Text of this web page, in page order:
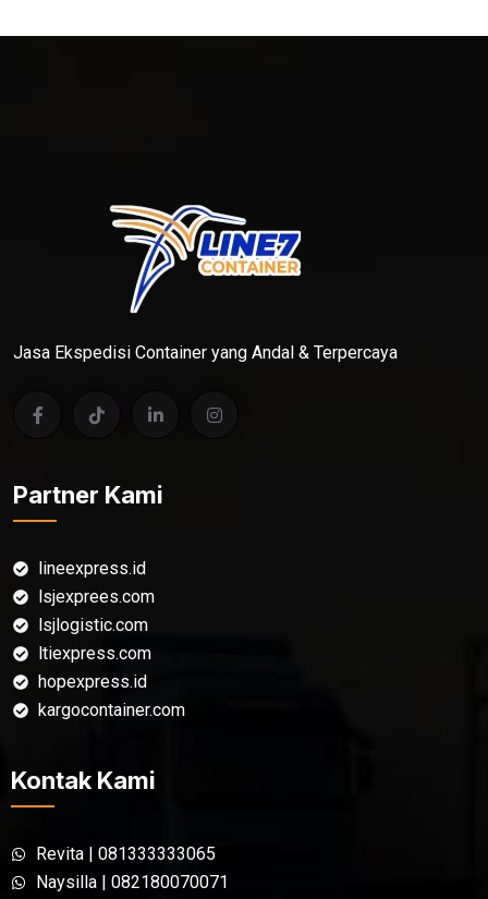
Jasa Ekspedisi Container yang Andal & Terpercaya
Partner Kami
lineexpress.id
lsjexprees.com
lsjlogistic.com
ltiexpress.com
hopexpress.id
kargocontainer.com
Kontak Kami
Revita | 081333333065
Naysilla | 082180070071